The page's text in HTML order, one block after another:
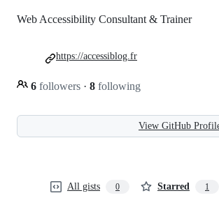
Web Accessibility Consultant & Trainer
6 followers · 8 following
https://accessiblog.fr
View GitHub
All gists 0 Starred 1